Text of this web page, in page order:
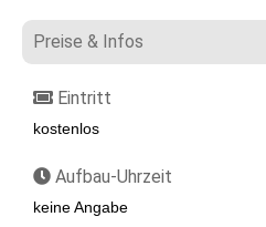
Preise & Infos
Eintritt
kostenlos
Aufbau-Uhrzeit
keine Angabe